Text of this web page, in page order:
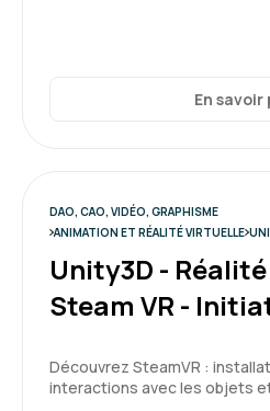
En savoir
DAO, CAO, VIDÉO, GRAPHISME
ANIMATION ET RÉALITÉ VIRTUELLE
Unity3D -
Steam VR -
Découvrez SteamVR :
interactions avec les objets